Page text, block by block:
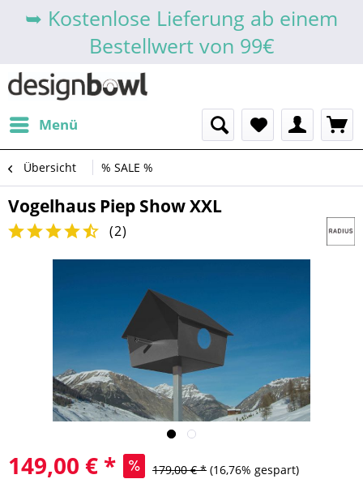
➥ Kostenlose Lieferung ab einem
Bestellwert von 99€
Menü
Übersicht % SALE %
Vogelhaus Piep Show XXL
(2)
149,00 € * 179,00 € * (16,76% gespart)